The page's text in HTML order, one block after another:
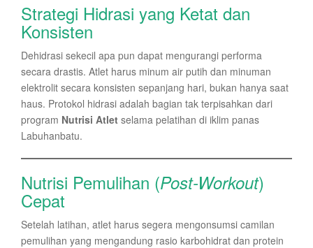
Strategi Hidrasi yang Ketat dan
Konsisten
Dehidrasi sekecil apa pun dapat mengurangi performa
secara drastis. Atlet harus minum air putih dan minuman
elektrolit secara konsisten sepanjang hari, bukan hanya saat
haus. Protokol hidrasi adalah bagian tak terpisahkan dari
program Nutrisi Atlet selama pelatihan di iklim panas
Labuhanbatu.
Nutrisi Pemulihan (Post-Workout)
Cepat
Setelah latihan, atlet harus segera mengonsumsi camilan
pemulihan yang mengandung rasio karbohidrat dan protein